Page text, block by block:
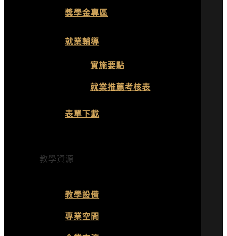
獎學金專區
就業輔導
實施要點
就業推薦考核表
表單下載
教學資源
教學設備
專業空間